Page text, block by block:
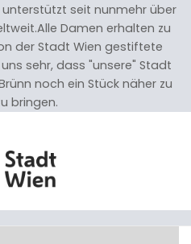
seit nunmehr über
Damen erhalten zu
der Stadt Wien gestiftete
sehr, dass "unsere" Stadt
noch ein Stück näher zu
bringen.